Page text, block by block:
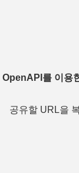
OpenAPI를 이용
공유할 URL을